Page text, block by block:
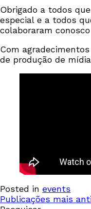
Obrigado a todos
especial e a todos
colaboraram
Com
de produção de
Posted in events
Publicações mais